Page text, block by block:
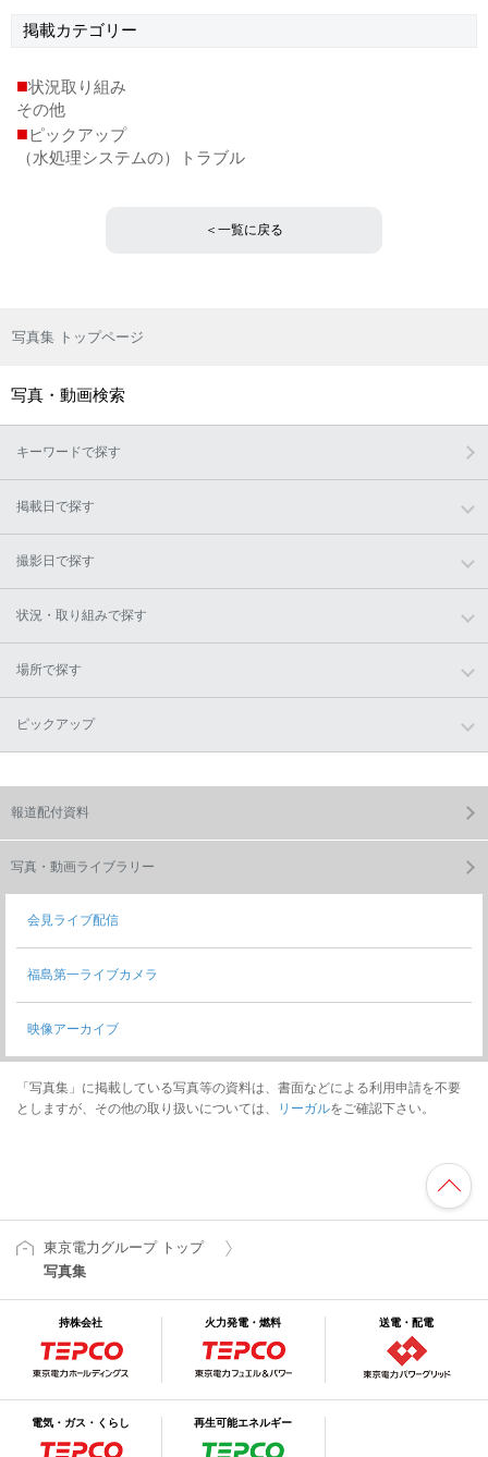
掲載カテゴリー
■状況取り組み
その他
■ピックアップ
（水処理システムの）トラブル
＜一覧に戻る
写真集 トップページ
写真・動画検索
キーワードで探す
掲載日で探す
撮影日で探す
状況・取り組みで探す
場所で探す
ピックアップ
報道配付資料
写真・動画ライブラリー
会見ライブ配信
福島第一ライブカメラ
映像アーカイブ
「写真集」に掲載している写真等の資料は、書面などによる利用申請を不要
としますが、その他の取り扱いについては、
リーガルをご確認下さい。
東京電力グループ トップ
写真集
持株会社 火力発電・燃料 送電・配電
電気・ガス・くらし 再生可能エネルギー